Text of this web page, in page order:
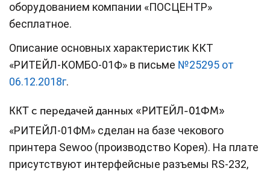
оборудованием компании «ПОСЦЕНТР»
бесплатное.
Описание основных характеристик ККТ
«РИТЕЙЛ-КОМБО-01Ф» в письме №25295 от
06.12.2018г.
ККТ с передачей данных «РИТЕЙЛ-01ФМ»
«РИТЕЙЛ-01ФМ» сделан на базе чекового
принтера Sewoo (производство Корея). На плате
присутствуют интерфейсные разъемы RS-232,